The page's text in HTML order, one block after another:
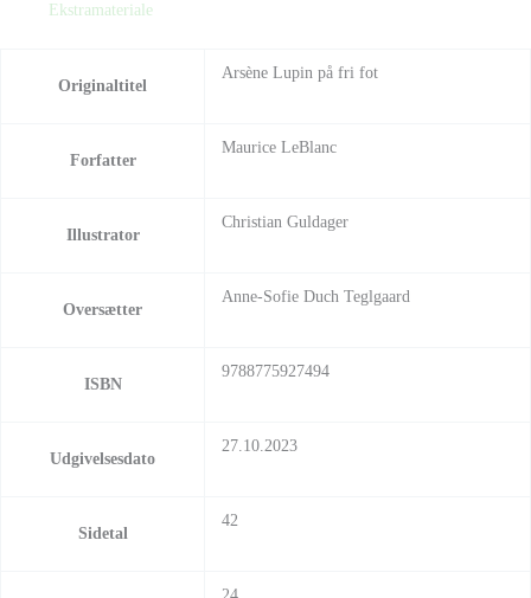
Ekstramateriale
Originaltitel
Arsène Lupin på fri fot
Forfatter
Maurice LeBlanc
Illustrator
Christian Guldager
Oversætter
Anne-Sofie Duch Teglgaard
ISBN
9788775927494
Udgivelsesdato
27.10.2023
Sidetal
42